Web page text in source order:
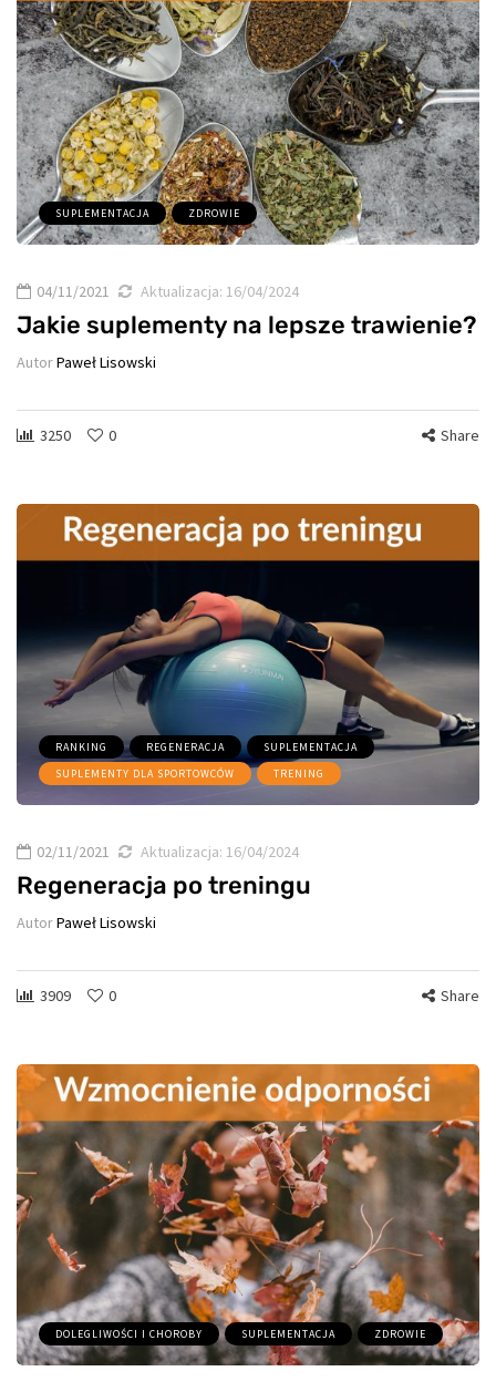
SUPLEMENTACJA ZDROWIE
04/11/2021 Aktualizacja: 16/04/2024
Jakie suplementy na lepsze trawienie?
AutorPaweł Lisowski
3250 0 Share
RANKING REGENERACJA
SUPLEMENTACJA
SUPLEMENTY DLA SPORTOWCÓW
TRENING
02/11/2021 Aktualizacja: 16/04/2024
Regeneracja po treningu
AutorPaweł Lisowski
3909 0 Share
DOLEGLIWOŚCI I CHOROBY SUPLEMENTACJA ZDROWIE